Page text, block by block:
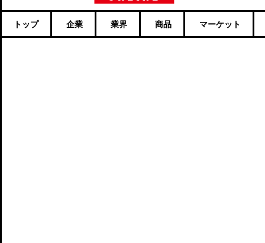
トップ 企業 業界 商品 マーケット